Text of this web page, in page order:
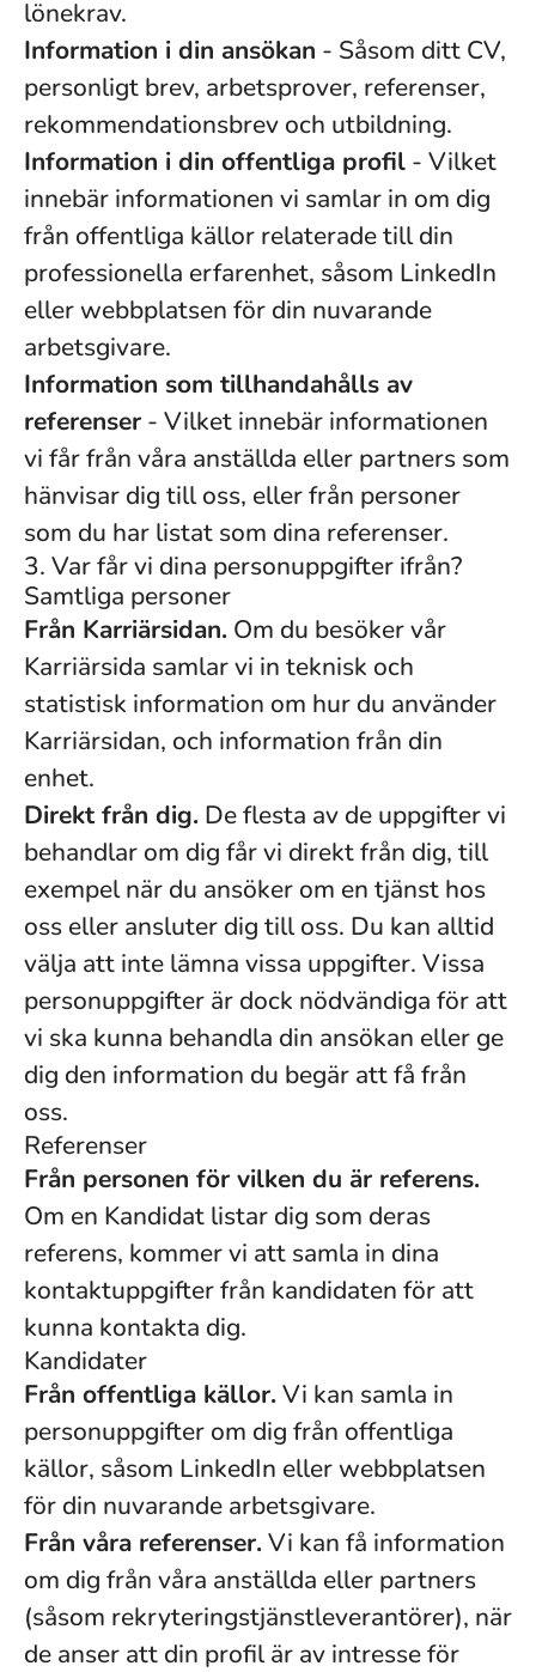
lönekrav.
Information i din ansökan - Såsom ditt CV,
personligt brev, arbetsprover, referenser,
rekommendationsbrev och utbildning.
Information i din offentliga profil - Vilket
innebär informationen vi samlar in om dig
från offentliga källor relaterade till din
professionella erfarenhet, såsom LinkedIn
eller webbplatsen för din nuvarande
arbetsgivare.
Information som tillhandahålls av
referenser- Vilket innebär informationen
vi får från våra anställda eller partners som
hänvisar dig till oss, eller från personer
som du har listat som dina referenser.
3. Var får vi dina personuppgifter ifrån?
Samtliga personer
Från Karriärsidan. Om du besöker vår
Karriärsida samlar vi in teknisk och
statistisk information om hur du använder
Karriärsidan, och information från din
enhet.
Direkt från dig. De flesta av de uppgifter vi
behandlar om dig får vi direkt från dig, till
exempel när du ansöker om en tjänst hos
oss eller ansluter dig till oss. Du kan alltid
välja att inte lämna vissa uppgifter. Vissa
personuppgifter är dock nödvändiga för att
vi ska kunna behandla din ansökan eller ge
dig den information du begär att få från
oss.
Referenser
Från personen för vilken du är referens.
Om en Kandidat listar dig som deras
referens, kommer vi att samla in dina
kontaktuppgifter från kandidaten för att
kunna kontakta dig.
Kandidater
Från offentliga källor.Vi kan samla in
personuppgifter om dig från offentliga
källor, såsom LinkedIn eller webbplatsen
för din nuvarande arbetsgivare.
Från våra referenser.Vi kan få information
om dig från våra anställda eller partners
(såsom rekryteringstjänstleverantörer), när
de anser att din profil är av intresse för